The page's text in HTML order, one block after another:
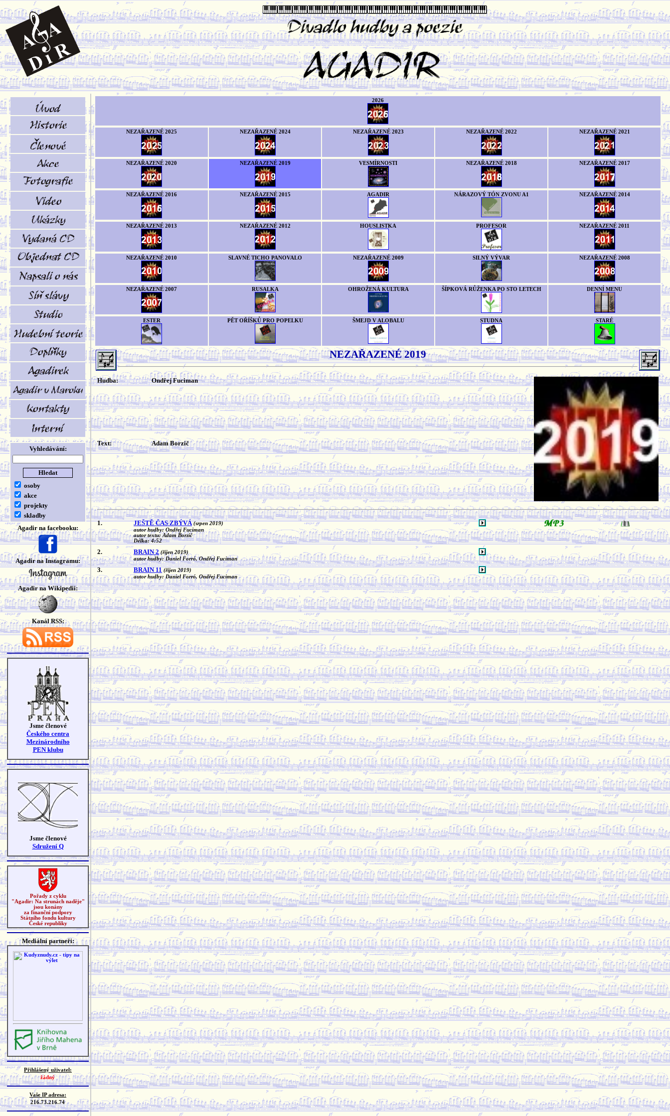
Vyhledávání:
osoby
akce
projekty
skladby
Agadir na facebooku:
Agadir na Instagramu:
Agadir na Wikipedii:
Kanál RSS:
Jsme členové
Českého centra
Mezinárodního
PEN klubu
Jsme členové
Sdružení Q
Pořady z cyklu
"Agadir: Na strunách naděje"
jsou konány
za finanční podpory
Státního fondu kultury
České republiky
Mediální partneři:
Přihlášený uživatel:
žádný
Vaše IP adresa:
216.73.216.74
2026
NEZAŘAZENÉ 2025 NEZAŘAZENÉ 2024 NEZAŘAZENÉ 2023 NEZAŘAZENÉ 2022 NEZAŘAZENÉ 2021
NEZAŘAZENÉ 2020 NEZAŘAZENÉ 2019 VESMÍRNOSTI NEZAŘAZENÉ 2018 NEZAŘAZENÉ 2017
NEZAŘAZENÉ 2016 NEZAŘAZENÉ 2015 AGADIR NÁRAZOVÝ TÓN ZVONU A1 NEZAŘAZENÉ 2014
NEZAŘAZENÉ 2013 NEZAŘAZENÉ 2012 HOUSLISTKA PROFESOR NEZAŘAZENÉ 2011
NEZAŘAZENÉ 2010 SLAVNÉ TICHO PANOVALO NEZAŘAZENÉ 2009 SILNÝ VÝVAR NEZAŘAZENÉ 2008
NEZAŘAZENÉ 2007 RUSALKA OHROŽENÁ KULTURA ŠÍPKOVÁ RŮŽENKA PO STO LETECH DENNÍ MENU
ESTER PĚT OŘÍŠKŮ PRO POPELKU ŠMEJD V ALOBALU STUDNA STARÉ
NEZAŘAZENÉ 2019
Hudba: Ondřej Fuciman
Text: Adam Borzič
1. JEŠTĚ ČAS ZBÝVÁ (srpen 2019)
autor hudby: Ondřej Fuciman
autor textu: Adam Borzič
Délka: 4:52
2. BRAIN 2 (říjen 2019)
autor hudby: Daniel Forró, Ondřej Fuciman
3. BRAIN 11 (říjen 2019)
autor hudby: Daniel Forró, Ondřej Fuciman